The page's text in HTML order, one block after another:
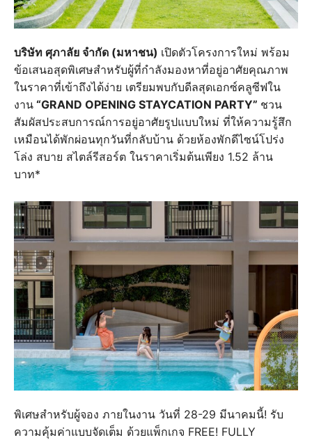
บริษัท ศุภาลัย จำกัด (มหาชน) เปิดตัวโครงการใหม่ พร้อม
ข้อเสนอสุดพิเศษสำหรับผู้ที่กำลังมองหาที่อยู่อาศัยคุณภาพ
ในราคาที่เข้าถึงได้ง่าย เตรียมพบกับดีลสุดเอกซ์คลูซีฟใน
งาน “GRAND OPENING STAYCATION PARTY” ชวน
สัมผัสประสบการณ์การอยู่อาศัยรูปแบบใหม่ ที่ให้ความรู้สึก
เหมือนได้พักผ่อนทุกวันที่กลับบ้าน ด้วยห้องพักดีไซน์โปร่ง
โล่ง สบาย สไตล์รีสอร์ต ในราคาเริ่มต้นเพียง 1.52 ล้าน
บาท*
พิเศษสำหรับผู้จอง ภายในงาน วันที่ 28-29 มีนาคมนี้! รับ
ความคุ้มค่าแบบจัดเต็ม ด้วยแพ็กเกจ FREE! FULLY